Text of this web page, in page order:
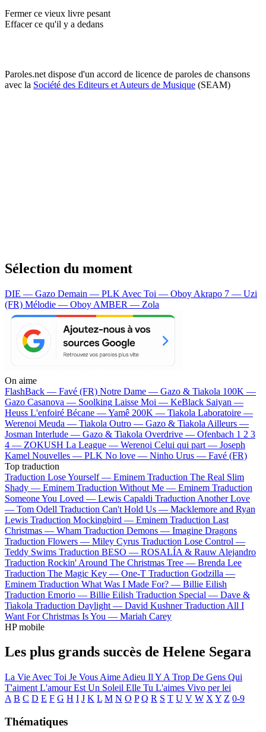
Fermer ce vieux livre pesant
Effacer ce qu'il y a dedans
Paroles.net dispose d'un accord de licence de paroles de chansons
avec la Société des Editeurs et Auteurs de Musique (SEAM)
Sélection du moment
DIE — Gazo Demain — PLK Avec Toi — Oboy Akrapo 7 — Uzi
(FR) Mélodie — Oboy AMBER — Zola
On aime
FlashBack — Favé (FR) Notre Dame — Gazo & Tiakola 100K —
Gazo Casanova — Soolking Laisse Moi — KeBlack Saiyan —
Heuss L'enfoiré Bécane —Yamê 200K — Tiakola Laboratoire —
Werenoi Meuda — Tiakola Outro — Gazo & Tiakola Ailleurs —
Josman Interlude — Gazo & Tiakola Overdrive — Ofenbach 1 2 3
4 — ZOKUSH La League — Werenoi Celui qui part — Joseph
Kamel Nouvelles — PLK No love — Ninho Urus — Favé (FR)
Top traduction
Traduction Lose Yourself — Eminem Traduction The Real Slim
Shady — Eminem Traduction Without Me — Eminem Traduction
Someone You Loved — Lewis Capaldi Traduction Another Love
— Tom Odell Traduction Can't Hold Us — Macklemore and Ryan
Lewis Traduction Mockingbird — Eminem Traduction Last
Christmas — Wham Traduction Demons — Imagine Dragons
Traduction Flowers — Miley Cyrus Traduction Lose Control —
Teddy Swims Traduction BESO — ROSALÍA & Rauw Alejandro
Traduction Rockin' Around The Christmas Tree — Brenda Lee
Traduction The Magic Key — One-T Traduction Godzilla —
Eminem Traduction What Was I Made For? — Billie Eilish
Traduction Emorio — Billie Eilish Traduction Special — Dave &
Tiakola Traduction Daylight — David Kushner Traduction All I
Want For Christmas Is You — Mariah Carey
HP mobile
Les plus grands succès de Helene Segara
La Vie Avec Toi Je Vous Aime Adieu Il Y A Trop De Gens Qui
T'aiment L'amour Est Un Soleil Elle Tu L'aimes Vivo per lei
A B C D E F G H I J K L M N O P Q R S T U V W X Y Z 0-9
Thématiques